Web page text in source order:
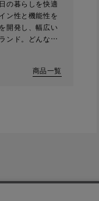
の暮らしを快適
ン性と機能性を
開発し、幅広い
ンド。どんなイ
商品一覧